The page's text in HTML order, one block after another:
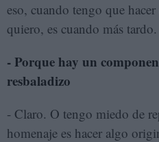
eso, cuando tengo que
quiero, es cuando más tardo.
- Porque hay un
resbaladizo
- Claro. O tengo miedo de
homenaje es hacer algo